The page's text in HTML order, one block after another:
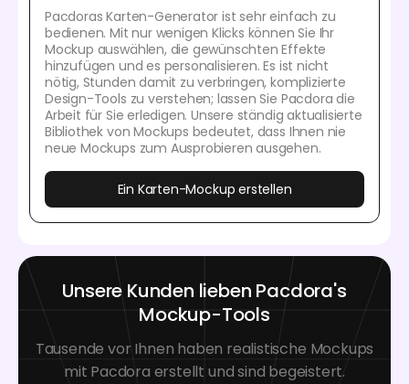
Pacdoras Karten-Generator ist sehr einfach zu
bedienen. Mit nur wenigen Klicks können Sie Ihr
Mockup auswählen, die gewünschten Effekte
hinzufügen und es personalisieren. Es ist nicht
nötig, Stunden damit zu verbringen, komplizierte
Design-Tools zu verstehen; lassen Sie Pacdora die
Arbeit für Sie erledigen. Unsere ständig aktualisierte
Bibliothek von Mockups bedeutet, dass Ihnen nie
neue Mockups zum Ausprobieren ausgehen.
Ein Karten-Mockup erstellen
Unsere Kunden lieben Pacdora's
Mockup-Tools
Tausende vor Ihnen haben realistische Mockups
mit Pacdora erstellt und sind begeistert.